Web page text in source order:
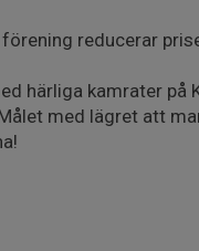
reducerar
härliga kamrater på
med lägret att